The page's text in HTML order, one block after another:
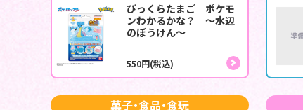
びっくらたまご ポケモ
ンわかるかな？ ～水辺
のぼうけん～
550円(税込)
菓子・食品・食玩